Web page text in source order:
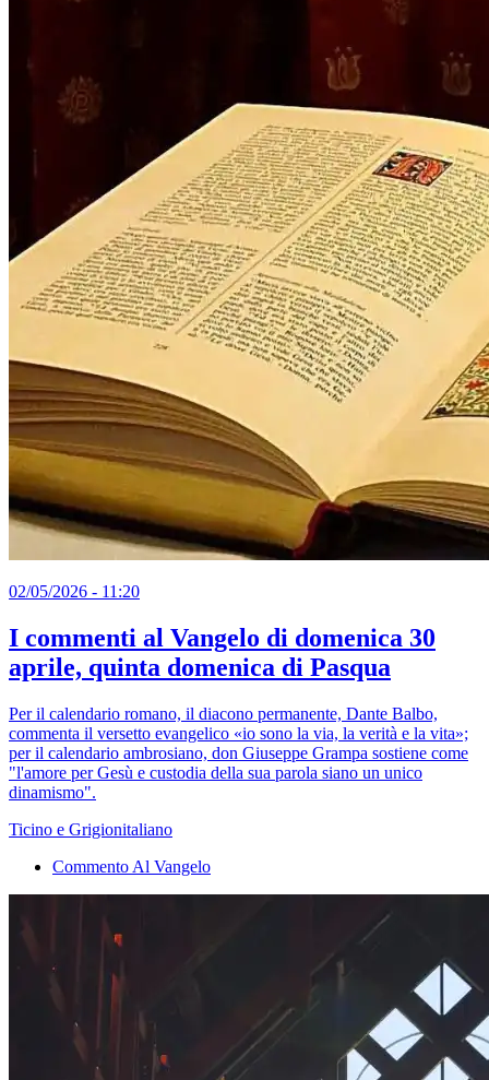
02/05/2026 - 11:20
I commenti al Vangelo di domenica 30
aprile, quinta domenica di Pasqua
Per il calendario romano, il diacono permanente, Dante Balbo,
commenta il versetto evangelico «io sono la via, la verità e la vita»;
per il calendario ambrosiano, don Giuseppe Grampa sostiene come
"l'amore per Gesù e custodia della sua parola siano un unico
dinamismo".
Ticino e Grigionitaliano
Commento Al Vangelo